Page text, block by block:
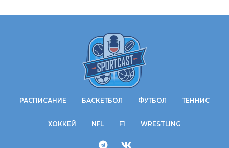
РАСПИСАНИЕ БАСКЕТБОЛ ФУТБОЛ ТЕННИС
ХОККЕЙ NFL F1 WRESTLING